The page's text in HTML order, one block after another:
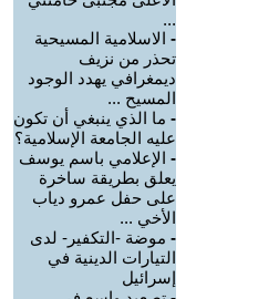
...
- الاسلامية المسيحية
تحذر من نزيف
ديمغرافي يهدد الوجود
المسيح ...
- ما الذي ينبغي أن تكون
عليه الجامعة الإسلامية؟
- الإعلامي باسم يوسف
يعلق بطريقة ساخرة
على حفل عمرو دياب
الأخي ...
- موضة -التكفير- لدى
التيارات الدينية في
إسرائيل